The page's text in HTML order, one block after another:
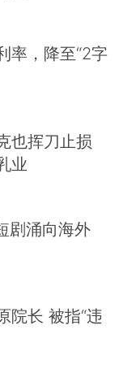
率，降至“2字
也挥刀止损
业
剧涌向海外
院长 被指“违